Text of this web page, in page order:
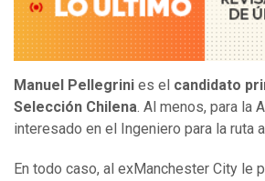
Manuel Pellegrini es el candidato
Selección Chilena. Al menos, para la
interesado en el Ingeniero para la ruta
En todo caso, al exManchester City le